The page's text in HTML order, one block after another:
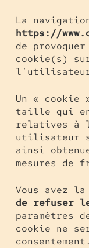
La
https://
de
cookie(s)
Un «
taille qui
relatives à
utilisateur
ainsi
mesures de
Vous avez
de refuser
paramètres
cookie ne
consentement.